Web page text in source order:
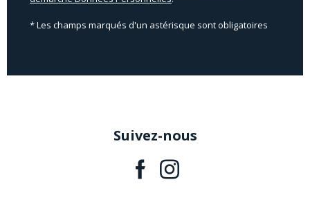
* Les champs marqués d'un astérisque sont obligatoires
Suivez-nous